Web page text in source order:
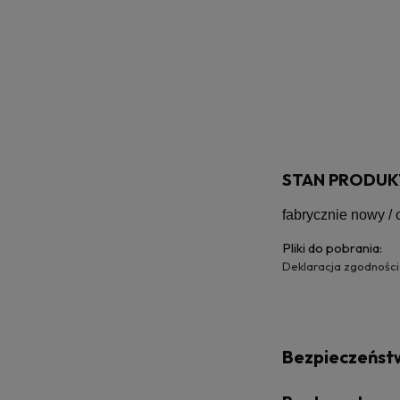
STAN
fabrycznie nowy /
Pliki do pobrania:
Deklaracja zgodności